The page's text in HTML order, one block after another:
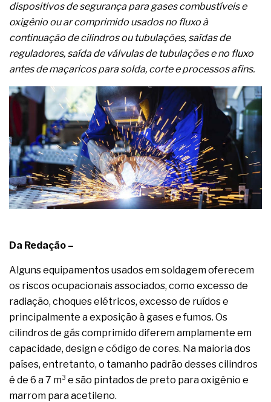
dispositivos de segurança para gases combustíveis e
oxigênio ou ar comprimido usados no fluxo à
continuação de cilindros ou tubulações, saídas de
reguladores, saída de válvulas de tubulações e no fluxo
antes de maçaricos para solda, corte e processos afins.
Da Redação –
Alguns equipamentos usados em soldagem oferecem
os riscos ocupacionais associados, como excesso de
radiação, choques elétricos, excesso de ruídos e
principalmente a exposição à gases e fumos. Os
cilindros de gás comprimido diferem amplamente em
capacidade, design e código de cores. Na maioria dos
países, entretanto, o tamanho padrão desses cilindros
é de 6 a 7 m³ e são pintados de preto para oxigênio e
marrom para acetileno.